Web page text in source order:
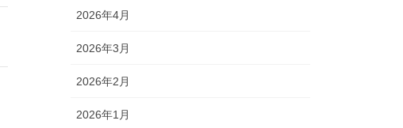
2026年4月
2026年3月
2026年2月
2026年1月